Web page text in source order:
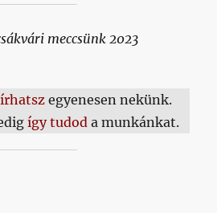
meccsünk 2023
egyenesen nekünk.
így tudoda munkánkat.